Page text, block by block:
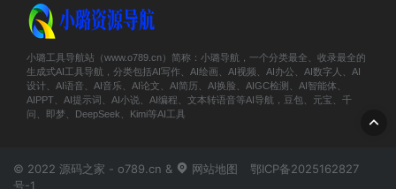
小璐工具导航站（www.o789.cn）简称：小璐导航，一个分类最全、收录最全的
生成式AI工具导航，分类包括AI写作、AI绘画、AI视频、AI办公、AI数字人、AI
设计、AI语音、AI音乐、AI论文、AI简历、AI换脸、AIGC检测、AI智能体、
AIPPT、AI提示词、AI小说、AI编程、文本转语音等AI导航，豆包、元宝、千
问、即梦、DeepSeek、Kimi等AI工具
© 2022 源码之家 - o789.cn & 网站地图
鄂ICP备2025162827
号-1